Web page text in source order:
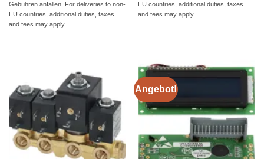
Gebühren anfallen. For deliveries to non-
EU countries, additional duties, taxes
and fees may apply.
EU countries, additional duties, taxes
and fees may apply.
Angebot!